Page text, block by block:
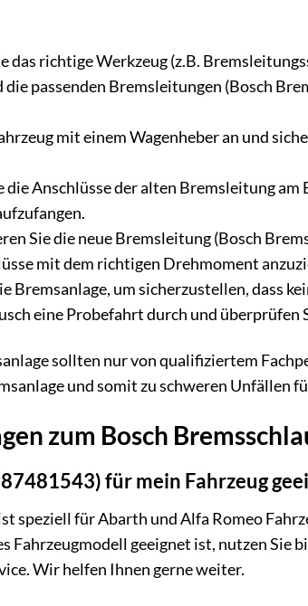
das richtige Werkzeug (z.B.
passenden Bremsleitungen (Bosch
mit einem Wagenheber an und
die Anschlüsse der alten Bremsleitung
Sie die neue Bremsleitung (Bosch
mit dem richtigen Drehmoment
Bremsanlage, um sicherzustellen, dass
eine Probefahrt durch und überprüfen
sollten nur von qualifiziertem
und somit zu schweren Unfällen
zum Bosch
für mein Fahrzeug
speziell für Abarth und Alfa Romeo
Fahrzeugmodell geeignet ist, nutzen Sie
Wir helfen Ihnen gerne weiter.